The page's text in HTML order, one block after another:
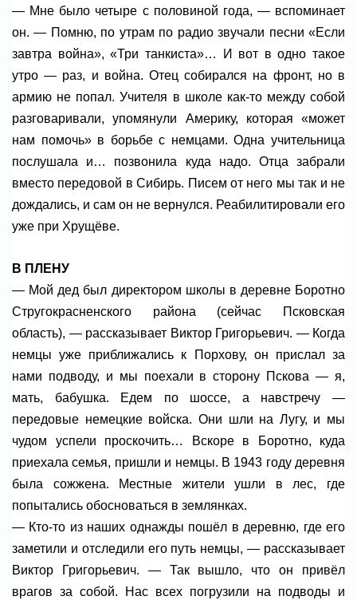
— Мне было четыре с половиной года, — вспоминает
он. — Помню, по утрам по радио звучали песни «Если
завтра война», «Три танкиста»… И вот в одно такое
утро — раз, и война. Отец собирался на фронт, но в
армию не попал. Учителя в школе как-то между собой
разговаривали, упомянули Америку, которая «может
нам помочь» в борьбе с немцами. Одна учительница
послушала и… позвонила куда надо. Отца забрали
вместо передовой в Сибирь. Писем от него мы так и не
дождались, и сам он не вернулся. Реабилитировали его
уже при Хрущёве.
В ПЛЕНУ
— Мой дед был директором школы в деревне Боротно
Стругокрасненского района (сейчас Псковская
область), — рассказывает Виктор Григорьевич. — Когда
немцы уже приближались к Порхову, он прислал за
нами подводу, и мы поехали в сторону Пскова — я,
мать, бабушка. Едем по шоссе, а навстречу —
передовые немецкие войска. Они шли на Лугу, и мы
чудом успели проскочить… Вскоре в Боротно, куда
приехала семья, пришли и немцы. В 1943 году деревня
была сожжена. Местные жители ушли в лес, где
попытались обосноваться в землянках.
— Кто-то из наших однажды пошёл в деревню, где его
заметили и отследили его путь немцы, — рассказывает
Виктор Григорьевич. — Так вышло, что он привёл
врагов за собой. Нас всех погрузили на подводы и